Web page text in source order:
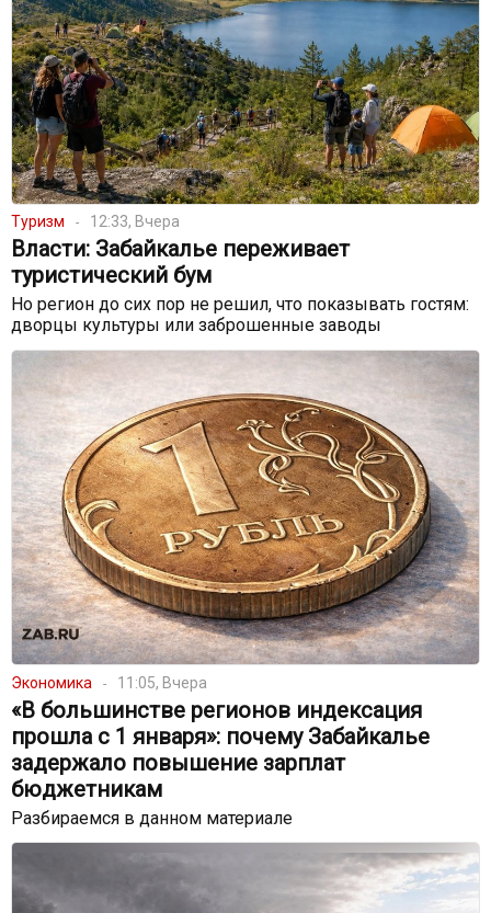
Туризм 12:33, Вчера
Власти: Забайкалье переживает
туристический бум
Но регион до сих пор не решил, что показывать гостям:
дворцы культуры или заброшенные заводы
Экономика 11:05, Вчера
«В большинстве регионов индексация
прошла с 1 января»: почему Забайкалье
задержало повышение зарплат
бюджетникам
Разбираемся в данном материале